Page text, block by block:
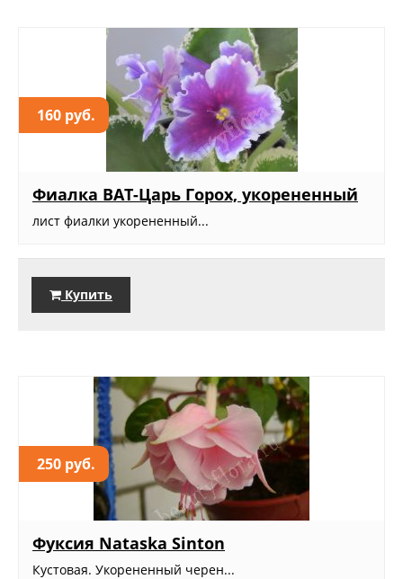
160 руб.
Фиалка ВАТ-Царь Горох, укорененный
лист фиалки укорененный...
Купить
250 руб.
Фуксия Nataska Sinton
Кустовая. Укорененный черен...